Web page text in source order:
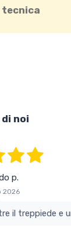
tecnica
noi
p.
2026
luce mentre il